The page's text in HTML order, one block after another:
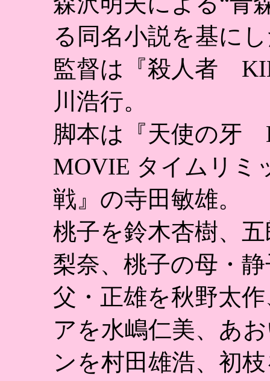
る同名小説を基に
監督は『殺人者
川浩行。
脚本は『天使の牙
MOVIE タイムリミ
戦』の寺田敏雄。
桃子を鈴木杏樹、
梨奈、桃子の母・
父・正雄を秋野太
アを水嶋仁美、あ
ンを村田雄浩、初